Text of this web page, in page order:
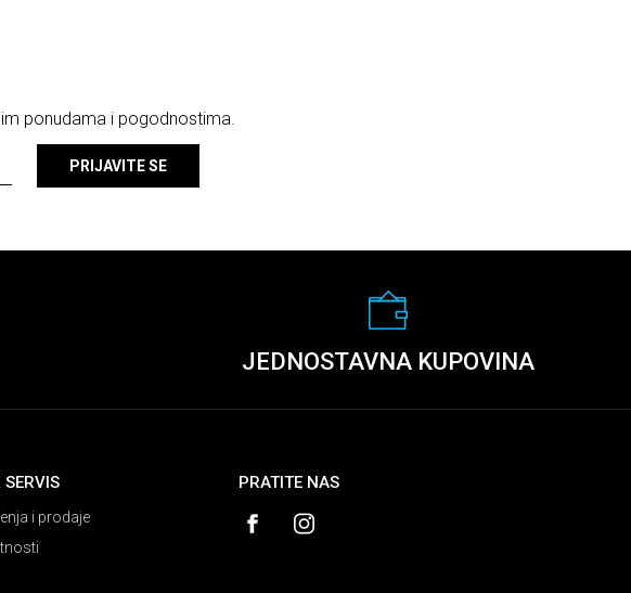
ponudama i pogodnostima.
PRIJAVITE SE
JEDNOSTAVNA KUPOVINA
SERVIS
i prodaje
PRATITE NAS